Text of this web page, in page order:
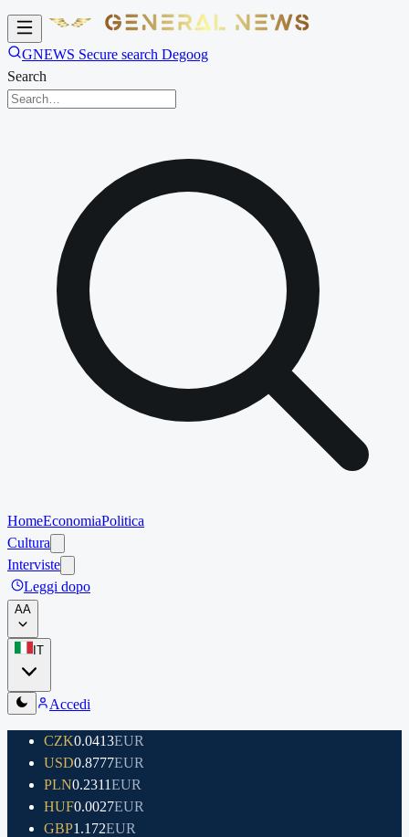
GNEWS Secure search Degoog
Search
HomeEconomiaPolitica
Cultura
Interviste
Leggi dopo
AA
IT
Accedi
CZK0.0413EUR
USD0.8777EUR
PLN0.2311EUR
HUF0.0027EUR
GBP1.172EUR